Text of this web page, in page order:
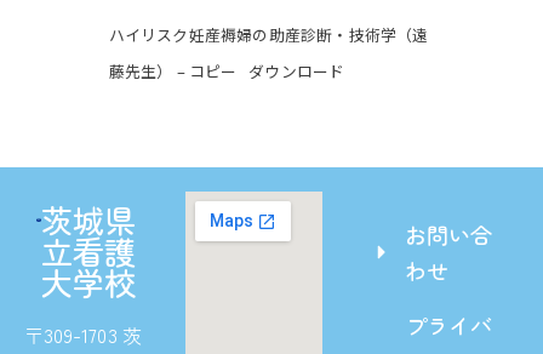
ハイリスク妊産褥婦の助産診断・技術学（遠
藤先生） – コピー
ダウンロード
茨城県
立看護
大学校
〒309-1703 茨
お問い合
わせ
プライバ